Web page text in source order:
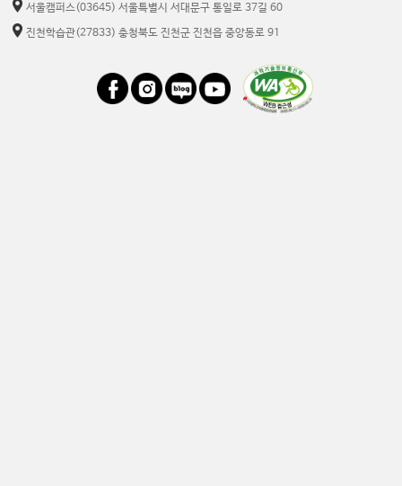
서울캠퍼스(03645) 서울특별시 서대문구 통일로 37길 60
진천학습관(27833) 충청북도 진천군 진천읍 중앙동로 91